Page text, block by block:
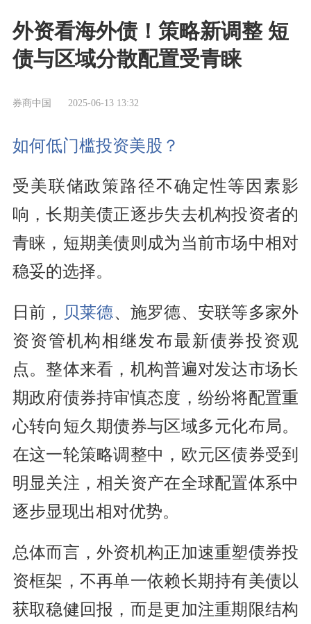
外资看海外债！策略新调整 短
债与区域分散配置受青睐
券商中国 2025-06-13 13:32
如何低门槛投资美股？
受美联储政策路径不确定性等因素影
响，长期美债正逐步失去机构投资者的
青睐，短期美债则成为当前市场中相对
稳妥的选择。
日前， 贝莱德、施罗德、安联等多家外
资资管机构相继发布最新债券投资观
点。整体来看，机构普遍对发达市场长
期政府债券持审慎态度，纷纷将配置重
心转向短久期债券与区域多元化布局。
在这一轮策略调整中，欧元区债券受到
明显关注，相关资产在全球配置体系中
逐步显现出相对优势。
总体而言，外资机构正加速重塑债券投
资框架，不再单一依赖长期持有美债以
获取稳健回报，而是更加注重期限结构